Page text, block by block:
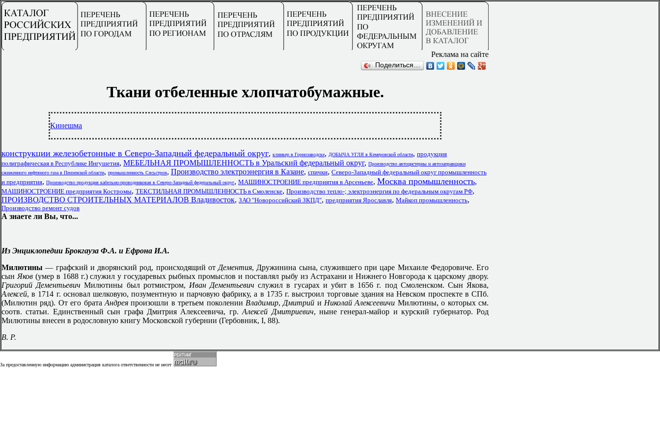
Реклама на сайте
Поделиться…
Ткани отбеленные хлопчатобумажные.
Кинешма
конструкции железобетонные в Северо-Западный федеральный округ, клинкер в Горнозаводске, ДОБЫЧА УГЛЯ в Кемеровской области, продукция
полиграфическая в Республике Ингушетия, МЕБЕЛЬНАЯ ПРОМЫШЛЕННОСТЬ в Уральский федеральный округ, Производство автоцистерны и автозаправщики
сжиженного нефтяного газа в Пензенской области, промышленность Сясьстроя, Производство электроэнергия в Казане, спички, Северо-Западный федеральный округ промышленность
и предприятия, Производство продукция кабельно-проводниковая в Северо-Западный федеральный округ, МАШИНОСТРОЕНИЕ предприятия в Арсеньеве, Москва промышленность,
МАШИНОСТРОЕНИЕ предприятия Костромы, ТЕКСТИЛЬНАЯ ПРОМЫШЛЕННОСТЬ в Смоленске, Производство тепло-; электроэнергия по федеральным округам РФ,
ПРОИЗВОДСТВО СТРОИТЕЛЬНЫХ МАТЕРИАЛОВ Владивосток, ЗАО "Новороссийский ЗКПД", предприятия Ярославля, Майкоп промышленность,
Производство ремонт судов
А знаете ли Вы, что...
Из Энциклопедии Брокгауза Ф.А. и Ефрона И.А.
Милютины— графский и дворянский род, происходящий от Дементия, Дружинина сына, служившего при царе Михаиле Федоровиче. Его
сын Яков(умер в 1688 г.) служил у государевых рыбных промыслов и поставлял рыбу из Астрахани и Нижнего Новгорода к царскому двору.
Григорий Дементьевич Милютины был ротмистром, Иван Дементьевич служил в гусарах и убит в 1656 г. под Смоленском. Сын Якова,
Алексей, в 1714 г. основал шелковую, позументную и парчовую фабрику, а в 1735 г. выстроил торговые здания на Невском проспекте в СПб.
(Милютин ряд). От его брата Андреяпроизошли в третьем поколении Владимир, Дмитрий и Николай Алексеевичи Милютины, о которых см.
соотв. статьи. Единственный сын графа Дмитрия Алексеевича, гр.Алексей Дмитриевич, ныне генерал-майор и курский губернатор. Род
Милютины внесен в родословную книгу Московской губернии (Гербовник, I, 88).
В. Р.
За предоставленную информацию администрация каталога ответственности не несет